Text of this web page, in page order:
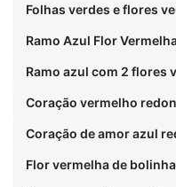
Folhas verdes e flores
Ramo Azul Flor
Ramo azul com 2 flores
Coração vermelho
Coração de amor azul
Flor vermelha de